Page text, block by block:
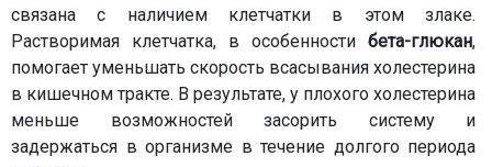
связана с наличием клетчатки в этом злаке.
Растворимая клетчатка, в особенности бета-глюкан,
помогает уменьшать скорость всасывания холестерина
в кишечном тракте. В результате, у плохого холестерина
меньше возможностей засорить систему и
задержаться в организме в течение долгого периода